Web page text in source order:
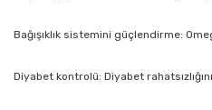
Bağışıklık sistemini güçlendirme:
Diyabet kontrolü: Diyabet